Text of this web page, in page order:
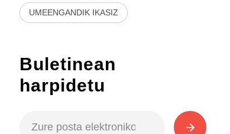
UMEENGANDIK IKASIZ
Buletinean
harpidetu